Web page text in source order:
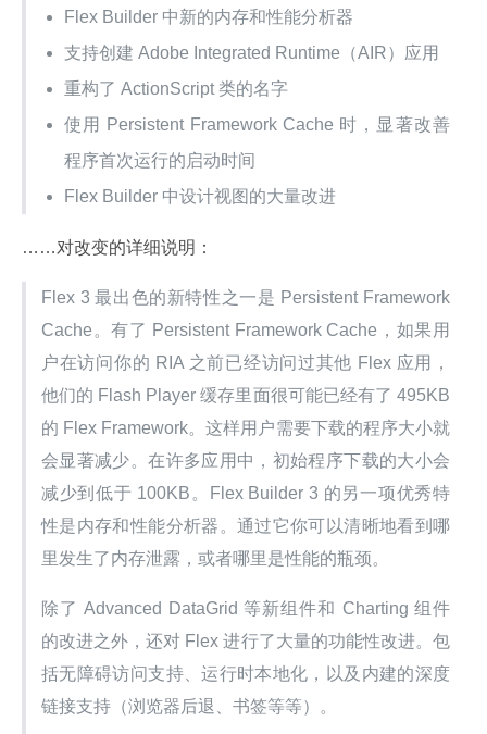
Flex Builder 中新的内存和性能分析器
支持创建 Adobe Integrated Runtime（AIR）应用
重构了 ActionScript 类的名字
使用 Persistent Framework Cache 时，显著改善
程序首次运行的启动时间
Flex Builder 中设计视图的大量改进
……对改变的详细说明：
Flex 3 最出色的新特性之一是 Persistent Framework
Cache。有了 Persistent Framework Cache，如果用
户在访问你的 RIA 之前已经访问过其他 Flex 应用，
他们的 Flash Player 缓存里面很可能已经有了 495KB
的 Flex Framework。这样用户需要下载的程序大小就
会显著减少。在许多应用中，初始程序下载的大小会
减少到低于 100KB。Flex Builder 3 的另一项优秀特
性是内存和性能分析器。通过它你可以清晰地看到哪
里发生了内存泄露，或者哪里是性能的瓶颈。
除了 Advanced DataGrid 等新组件和 Charting 组件
的改进之外，还对 Flex 进行了大量的功能性改进。包
括无障碍访问支持、运行时本地化，以及内建的深度
链接支持（浏览器后退、书签等等）。